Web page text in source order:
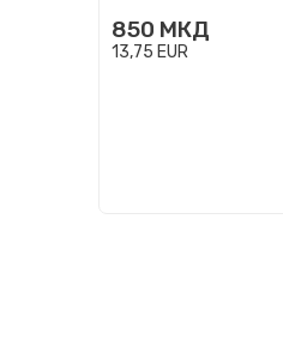
850 МКД
13,75 EUR